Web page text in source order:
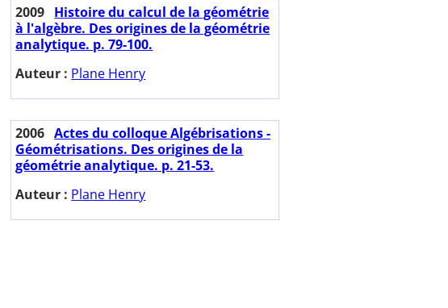
2009 Histoire du calcul de la géométrie
à l'algèbre. Des origines de la géométrie
analytique. p. 79-100.
Auteur : Plane Henry
2006 Actes du colloque Algébrisations -
Géométrisations. Des origines de la
géométrie analytique. p. 21-53.
Auteur : Plane Henry